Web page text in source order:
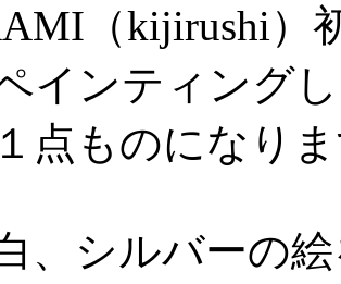
（kijirushi）
インティング
点ものになり
、シルバーの